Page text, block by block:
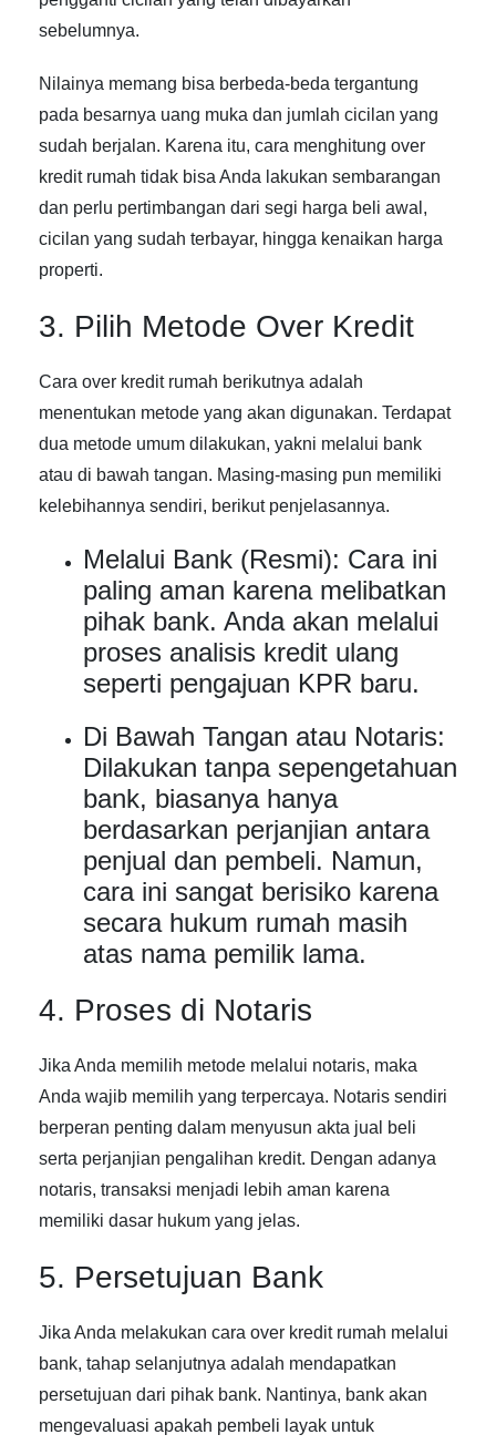
sebelumnya.
Nilainya memang bisa berbeda-beda tergantung
pada besarnya uang muka dan jumlah cicilan yang
sudah berjalan. Karena itu, cara menghitung over
kredit rumah tidak bisa Anda lakukan sembarangan
dan perlu pertimbangan dari segi harga beli awal,
cicilan yang sudah terbayar, hingga kenaikan harga
properti.
3. Pilih Metode Over Kredit
Cara over kredit rumah berikutnya adalah
menentukan metode yang akan digunakan. Terdapat
dua metode umum dilakukan, yakni melalui bank
atau di bawah tangan. Masing-masing pun memiliki
kelebihannya sendiri, berikut penjelasannya.
Melalui Bank (Resmi): Cara ini
paling aman karena melibatkan
pihak bank. Anda akan melalui
proses analisis kredit ulang
seperti pengajuan KPR baru.
Di Bawah Tangan atau Notaris:
Dilakukan tanpa sepengetahuan
bank, biasanya hanya
berdasarkan perjanjian antara
penjual dan pembeli. Namun,
cara ini sangat berisiko karena
secara hukum rumah masih
atas nama pemilik lama.
4. Proses di Notaris
Jika Anda memilih metode melalui notaris, maka
Anda wajib memilih yang terpercaya. Notaris sendiri
berperan penting dalam menyusun akta jual beli
serta perjanjian pengalihan kredit. Dengan adanya
notaris, transaksi menjadi lebih aman karena
memiliki dasar hukum yang jelas.
5. Persetujuan Bank
Jika Anda melakukan cara over kredit rumah melalui
bank, tahap selanjutnya adalah mendapatkan
persetujuan dari pihak bank. Nantinya, bank akan
mengevaluasi apakah pembeli layak untuk